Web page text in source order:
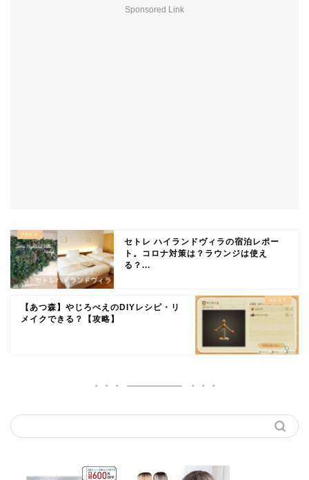
Sponsored Link
セトレ ハイランドヴィラの宿泊レポー
ト。コロナ対策は？ラウンジは使え
る？...
【あつ森】やじろべえのDIYレシピ・リ
メイクできる？【攻略】